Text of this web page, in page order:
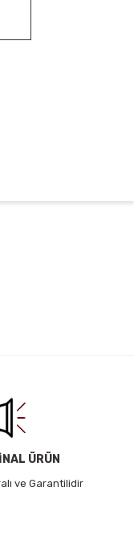
ÜRÜN
ve Garantilidir